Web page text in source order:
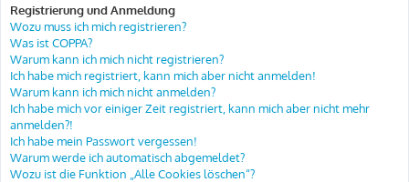
Registrierung und Anmeldung
Wozu muss ich mich registrieren?
Was ist COPPA?
Warum kann ich mich nicht registrieren?
Ich habe mich registriert, kann mich aber nicht anmelden!
Warum kann ich mich nicht anmelden?
Ich habe mich vor einiger Zeit registriert, kann mich aber nicht mehr
anmelden?!
Ich habe mein Passwort vergessen!
Warum werde ich automatisch abgemeldet?
Wozu ist die Funktion „Alle Cookies löschen“?